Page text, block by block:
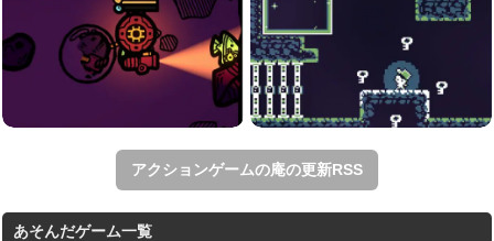
アクションゲームの庵の更新RSS
あそんだゲーム一覧